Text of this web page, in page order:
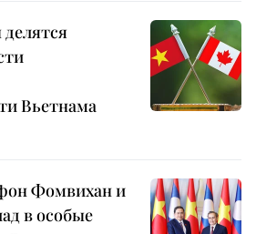
Вьетнама
Фомвихан и
в особые